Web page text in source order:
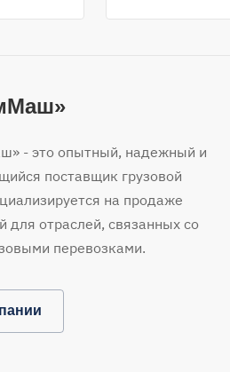
- это опытный, надежный и
поставщик грузовой
на продаже
для отраслей, связанных со
перевозками.